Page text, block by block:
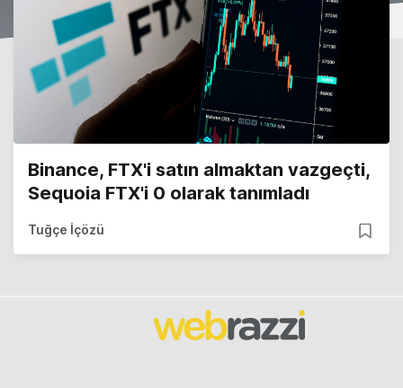
Binance, FTX'i satın almaktan vazgeçti,
Sequoia FTX'i 0 olarak tanımladı
Tuğçe İçözü